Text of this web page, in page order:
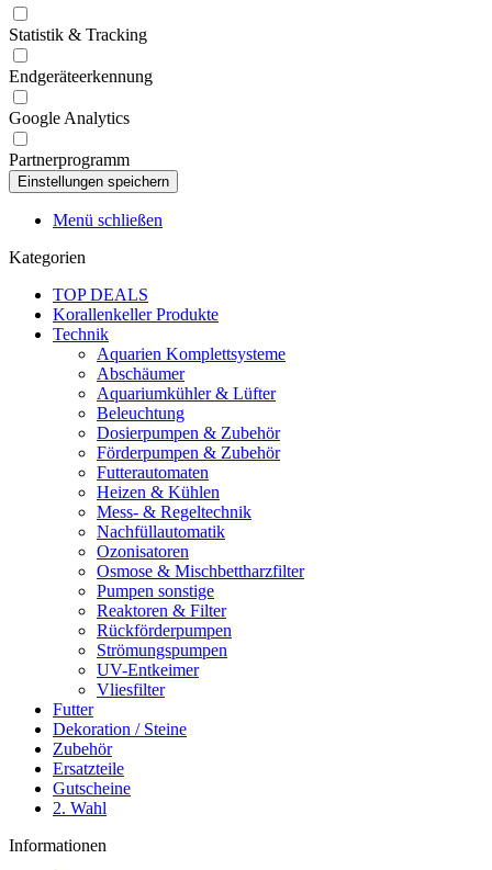
Statistik & Tracking
Endgeräteerkennung
Google Analytics
Partnerprogramm
Menü schließen
Kategorien
TOP DEALS
Korallenkeller Produkte
Technik
Aquarien Komplettsysteme
Abschäumer
Aquariumkühler & Lüfter
Beleuchtung
Dosierpumpen & Zubehör
Förderpumpen & Zubehör
Futterautomaten
Heizen & Kühlen
Mess- & Regeltechnik
Nachfüllautomatik
Ozonisatoren
Osmose & Mischbettharzfilter
Pumpen sonstige
Reaktoren & Filter
Rückförderpumpen
Strömungspumpen
UV-Entkeimer
Vliesfilter
Futter
Dekoration / Steine
Zubehör
Ersatzteile
Gutscheine
2. Wahl
Informationen